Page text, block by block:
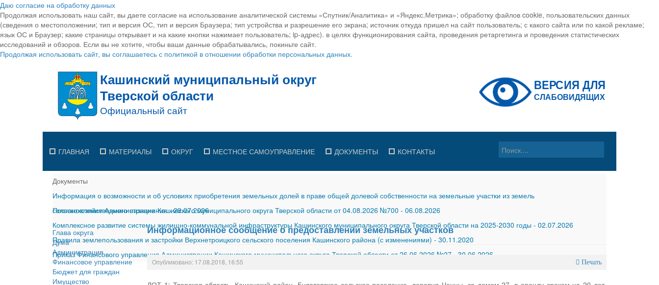
Даю согласие на обработку данных
Продолжая использовать наш сайт, вы даете согласие на использование аналитической системы «Спутник/Аналитика» и «Яндекс.Метрика»; обработку файлов cookie, пользовательских данных
(сведения о местоположении; тип и версия ОС, тип и версия Браузера; тип устройства и разрешение его экрана; источник откуда пришел на сайт пользователь; с какого сайта или по какой рекламе;
язык ОС и Браузер; какие страницы открывает и на какие кнопки нажимает пользователь; ip-адрес). в целях функционирования сайта, проведения ретаргетинга и проведения статистических
исследований и обзоров. Если вы не хотите, чтобы ваши данные обрабатывались, покиньте сайт.
Продолжая использовать сайт, вы соглашаетесь с политикой в отношении обработки персональных данных.
ГЛАВНАЯ МАТЕРИАЛЫ ОКРУГ МЕСТНОЕ САМОУПРАВЛЕНИЕ ДОКУМЕНТЫ КОНТАКТЫ
Документы
Информация о возможности и об условиях приобретения земельных долей в праве общей долевой собственности на земельные участки из земель
сельскохозяйственного назначения-29.07.2026
Постановление Администрации Кашинского муниципального округа Тверской области от 04.08.2026 №700 - 06.08.2026
Комплексное развитие системы жилищно-коммунальной инфраструктуры Кашинского муниципального округа Тверской области на 2025-2030 годы - 02.07.2026
Правила землепользования и застройки Верхнетроицкого сельского поселения Кашинского района (с изменениями) - 30.11.2020
Приказ Финансового управления Администрации Кашинского муниципального округа Тверской области от 26.06.2026 №27
30.06.2026
Глава округа
Дума
Администрация
Финансовое управление
Бюджет для граждан
Имущество
Информационное сообщение о предоставлении земельных участков
Опубликовано: 17.08.2018, 16:55 Печать